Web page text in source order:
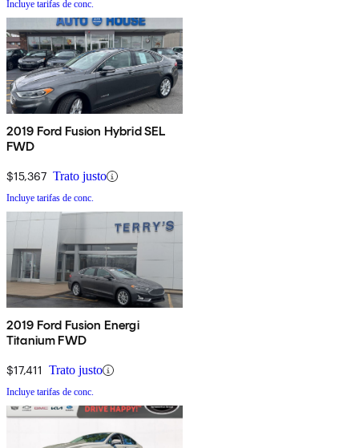
Incluye tarifas de conc.
2019 Ford Fusion Hybrid SEL
FWD
$15,367 Trato justo
Incluye tarifas de conc.
2019 Ford Fusion Energi
Titanium FWD
$17,411 Trato justo
Incluye tarifas de conc.